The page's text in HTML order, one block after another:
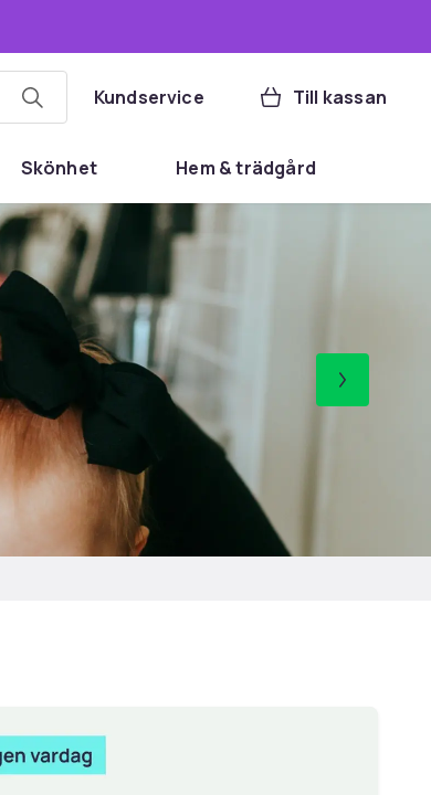
Kundservice Till kassan
Skönhet Hem & trädgård